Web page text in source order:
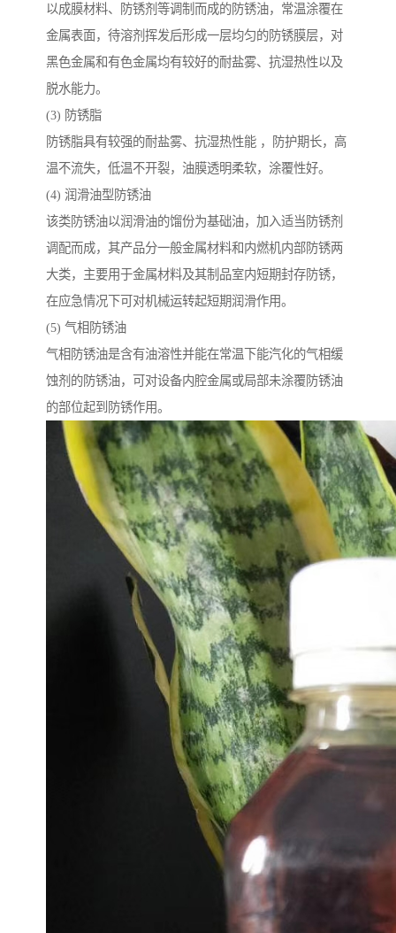
以成膜材料、防锈剂等调制而成的防锈油，常温涂覆在
金属表面，待溶剂挥发后形成一层均匀的防锈膜层，对
黑色金属和有色金属均有较好的耐盐雾、抗湿热性以及
脱水能力。
(3) 防锈脂
防锈脂具有较强的耐盐雾、抗湿热性能 ，防护期长，高
温不流失，低温不开裂，油膜透明柔软，涂覆性好。
(4) 润滑油型防锈油
该类防锈油以润滑油的馏份为基础油，加入适当防锈剂
调配而成，其产品分一般金属材料和内燃机内部防锈两
大类，主要用于金属材料及其制品室内短期封存防锈，
在应急情况下可对机械运转起短期润滑作用。
(5) 气相防锈油
气相防锈油是含有油溶性并能在常温下能汽化的气相缓
蚀剂的防锈油，可对设备内腔金属或局部未涂覆防锈油
的部位起到防锈作用。